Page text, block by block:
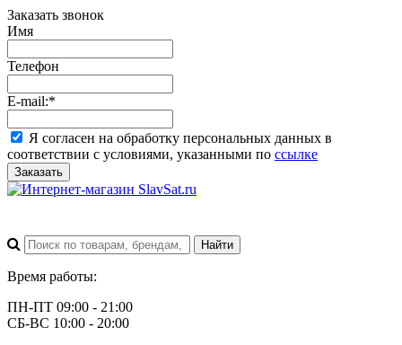
Заказать звонок
Имя
Телефон
E-mail:*
Я согласен на обработку персональных данных в
соответствии с условиями, указанными по ссылке
Заказать
Время работы:
ПН-ПТ 09:00 - 21:00
СБ-ВС 10:00 - 20:00